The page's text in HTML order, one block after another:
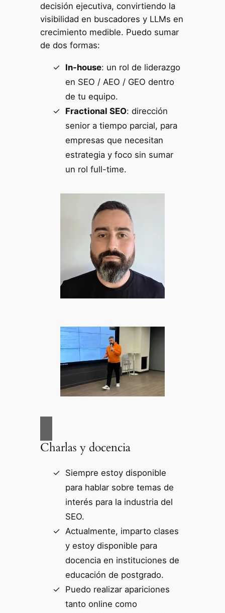
decisión ejecutiva, convirtiendo la
visibilidad en buscadores y LLMs en
crecimiento medible. Puedo sumar
de dos formas:
In-house: un rol de liderazgo
en SEO / AEO / GEO dentro
de tu equipo.
Fractional SEO: dirección
senior a tiempo parcial, para
empresas que necesitan
estrategia y foco sin sumar
un rol full-time.
Charlas y docencia
Siempre estoy disponible
para hablar sobre temas de
interés para la industria del
SEO.
Actualmente, imparto clases
y estoy disponible para
docencia en instituciones de
educación de postgrado.
Puedo realizar apariciones
tanto online como